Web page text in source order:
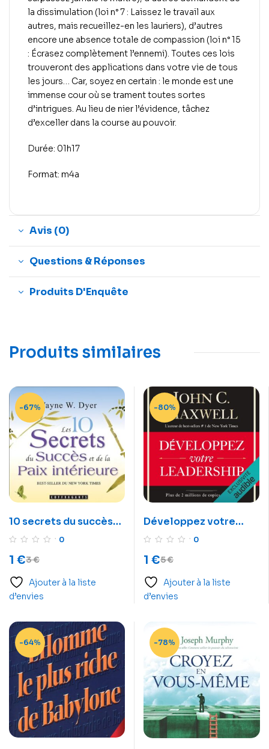
la dissimulation (loi n° 7 : Laissez le travail aux
autres, mais recueillez-en les lauriers), d’autres
encore une absence totale de compassion (loi n° 15
: Écrasez complètement l’ennemi). Toutes ces lois
trouveront des applications dans votre vie de tous
les jours… Car, soyez en certain : le monde est une
immense cour où se trament toutes sortes
d’intrigues. Au lieu de nier l’évidence, tâchez
d’exceller dans la course au pouvoir.
Durée: 01h17
Format: m4a
Avis (0)
Questions & Réponses
Produits D'Enquête
Produits similaires
-67%
10 secrets du succès
et de la paix intérieure
0
3€
1 €
Ajouter à la liste
d’envies
-80%
Développez votre
leadership – Livre
0
5€
1 €
Ajouter à la liste
d’envies
-64% -78%